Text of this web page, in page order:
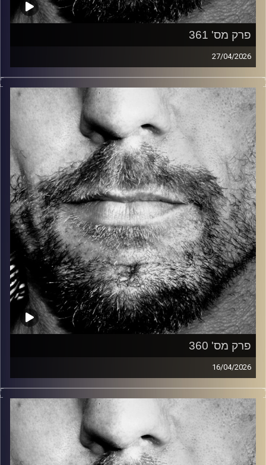
פרק מס' 361
27/04/2026
זיפים, מוזיקה מחוספסת של הופעות חיות. הרבה ג'אם, רוק,
בלוז, bluegrass, ג'אז, Fאנק, פרוגרסיב ואפילו אלקטרוניקה.
כל מה שחי, אמיתי ונושם.
עם שמוליק רגב.
קרדיט תמונות: David Goehring
פרק מס' 360
16/04/2026
זיפים, מוזיקה מחוספסת של הופעות חיות. הרבה ג'אם, רוק,
בלוז, bluegrass, ג'אז, Fאנק, פרוגרסיב ואפילו אלקטרוניקה.
כל מה שחי, אמיתי ונושם.
עם שמוליק רגב.
קרדיט תמונות: David Goehring